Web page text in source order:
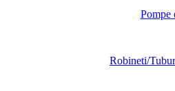
Pompe
Robineti/